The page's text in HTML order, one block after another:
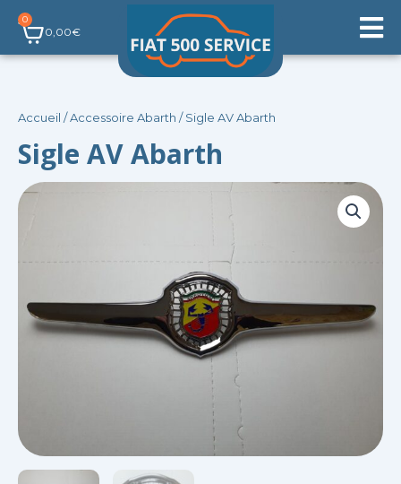
Aller
contenu
0,00€
0
Panier
Accueil /Accessoire Abarth / Sigle AV Abarth
Sigle AV Abarth